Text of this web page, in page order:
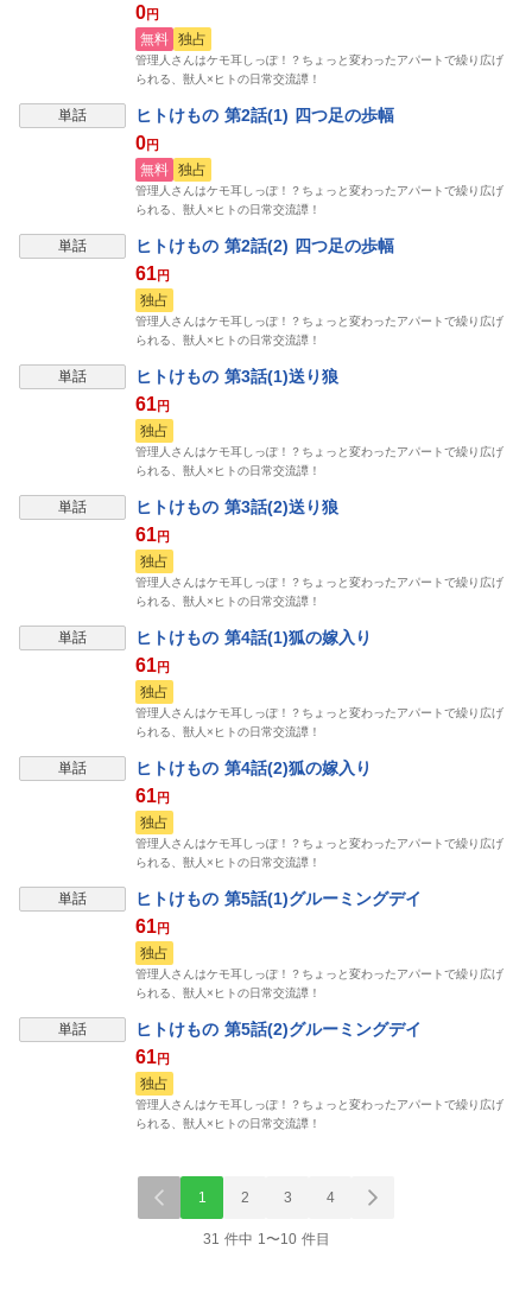
0円
無料 独占
管理人さんはケモ耳しっぽ！？ちょっと変わったアパートで繰り広げ
られる、獣人×ヒトの日常交流譚！
単話 ヒトけもの 第2話(1) 四つ足の歩幅
0円
無料 独占
管理人さんはケモ耳しっぽ！？ちょっと変わったアパートで繰り広げ
られる、獣人×ヒトの日常交流譚！
単話 ヒトけもの 第2話(2) 四つ足の歩幅
61円
独占
管理人さんはケモ耳しっぽ！？ちょっと変わったアパートで繰り広げ
られる、獣人×ヒトの日常交流譚！
単話 ヒトけもの 第3話(1)送り狼
61円
独占
管理人さんはケモ耳しっぽ！？ちょっと変わったアパートで繰り広げ
られる、獣人×ヒトの日常交流譚！
単話 ヒトけもの 第3話(2)送り狼
61円
独占
管理人さんはケモ耳しっぽ！？ちょっと変わったアパートで繰り広げ
られる、獣人×ヒトの日常交流譚！
単話 ヒトけもの 第4話(1)狐の嫁入り
61円
独占
管理人さんはケモ耳しっぽ！？ちょっと変わったアパートで繰り広げ
られる、獣人×ヒトの日常交流譚！
単話 ヒトけもの 第4話(2)狐の嫁入り
61円
独占
管理人さんはケモ耳しっぽ！？ちょっと変わったアパートで繰り広げ
られる、獣人×ヒトの日常交流譚！
単話 ヒトけもの 第5話(1)グルーミングデイ
61円
独占
管理人さんはケモ耳しっぽ！？ちょっと変わったアパートで繰り広げ
られる、獣人×ヒトの日常交流譚！
単話 ヒトけもの 第5話(2)グルーミングデイ
61円
独占
管理人さんはケモ耳しっぽ！？ちょっと変わったアパートで繰り広げ
られる、獣人×ヒトの日常交流譚！
1 2 3 4
31 件中 1〜10 件目